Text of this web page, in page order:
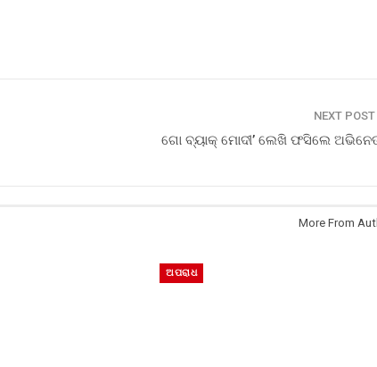
NEXT POST
ଗୋ ବ୍ୟାକ୍ ମୋଦୀ’ ଲେଖି ଫସିଲେ
More From
ଅପରାଧ